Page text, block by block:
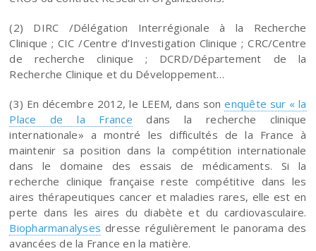
(2) DIRC /Délégation Interrégionale à la Recherche
Clinique ; CIC /Centre d’Investigation Clinique ; CRC/Centre
de recherche clinique ; DCRD/Département de la
Recherche Clinique et du Développement…
(3) En décembre 2012, le LEEM, dans sonenquête sur « la
Place de la France dans la recherche clinique
internationale» a montré les difficultés de la France à
maintenir sa position dans la compétition internationale
dans le domaine des essais de médicaments. Si la
recherche clinique française reste compétitive dans les
aires thérapeutiques cancer et maladies rares, elle est en
perte dans les aires du diabète et du cardiovasculaire.
Biopharmanalyses dresse régulièrement le panorama des
avancées de la France en la matière.